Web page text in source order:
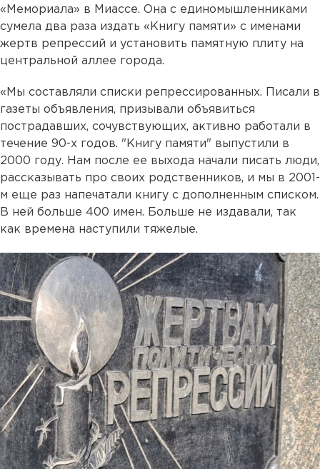
«Мемориала» в Миассе. Она с единомышленниками
сумела два раза издать «Книгу памяти» с именами
жертв репрессий и установить памятную плиту на
центральной аллее города.
«Мы составляли списки репрессированных. Писали в
газеты объявления, призывали объявиться
пострадавших, сочувствующих, активно работали в
течение 90-х годов. "Книгу памяти" выпустили в
2000 году. Нам после ее выхода начали писать люди,
рассказывать про своих родственников, и мы в 2001-
м еще раз напечатали книгу с дополненным списком.
В ней больше 400 имен. Больше не издавали, так
как времена наступили тяжелые.